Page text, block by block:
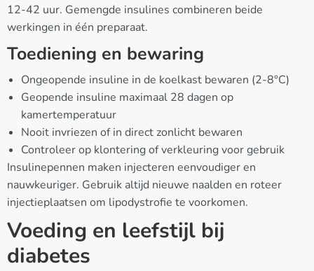
12-42 uur. Gemengde insulines combineren beide
werkingen in één preparaat.
Toediening en bewaring
Ongeopende insuline in de koelkast bewaren (2-8°C)
Geopende insuline maximaal 28 dagen op
kamertemperatuur
Nooit invriezen of in direct zonlicht bewaren
Controleer op klontering of verkleuring voor gebruik
Insulinepennen maken injecteren eenvoudiger en
nauwkeuriger. Gebruik altijd nieuwe naalden en roteer
injectieplaatsen om lipodystrofie te voorkomen.
Voeding en leefstijl bij
diabetes